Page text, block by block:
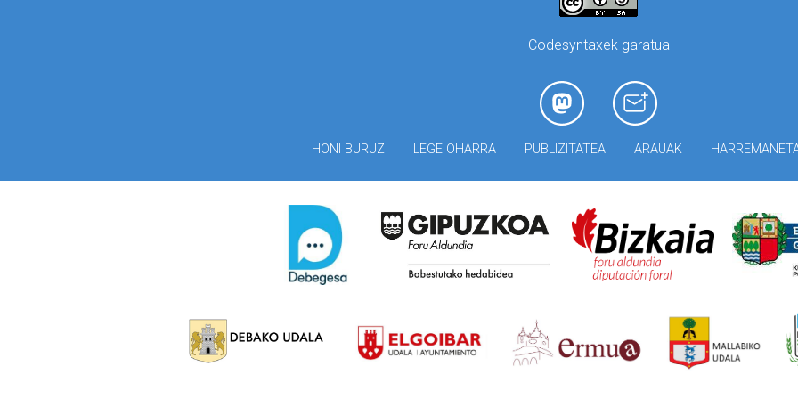
Codesyntaxek garatua
HONI BURUZ LEGE OHARRA PUBLIZITATEA ARAUAK